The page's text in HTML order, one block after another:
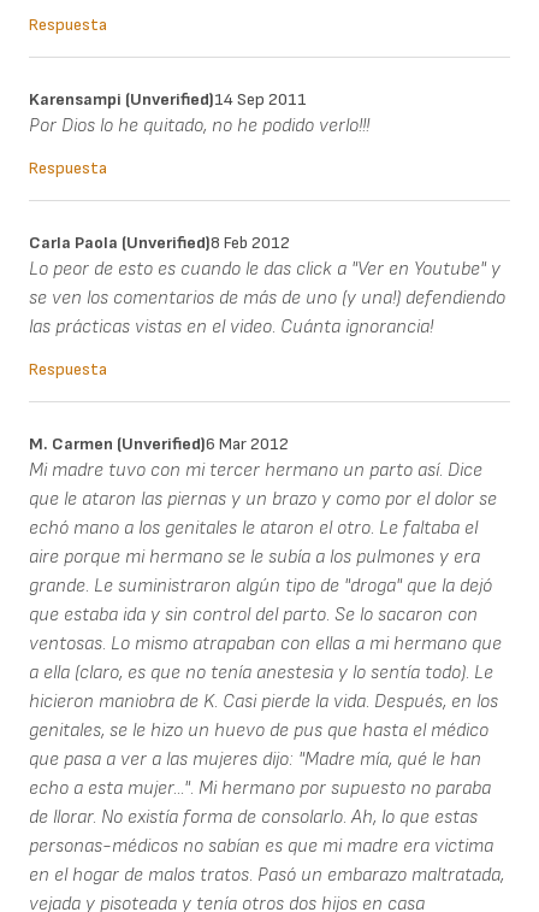
Respuesta
Karensampi (unverified)14 Sep 2011
Por Dios lo he quitado, no he podido verlo!!!
Respuesta
Carla Paola (unverified)8 Feb 2012
Lo peor de esto es cuando le das click a "Ver en Youtube" y
se ven los comentarios de más de uno (y una!) defendiendo
las prácticas vistas en el video. Cuánta ignorancia!
Respuesta
M. Carmen (unverified)6 Mar 2012
Mi madre tuvo con mi tercer hermano un parto así. Dice
que le ataron las piernas y un brazo y como por el dolor se
echó mano a los genitales le ataron el otro. Le faltaba el
aire porque mi hermano se le subía a los pulmones y era
grande. Le suministraron algún tipo de "droga" que la dejó
que estaba ida y sin control del parto. Se lo sacaron con
ventosas. Lo mismo atrapaban con ellas a mi hermano que
a ella (claro, es que no tenía anestesia y lo sentía todo). Le
hicieron maniobra de K. Casi pierde la vida. Después, en los
genitales, se le hizo un huevo de pus que hasta el médico
que pasa a ver a las mujeres dijo: "Madre mía, qué le han
echo a esta mujer...". Mi hermano por supuesto no paraba
de llorar. No existía forma de consolarlo. Ah, lo que estas
personas-médicos no sabían es que mi madre era victima
en el hogar de malos tratos. Pasó un embarazo maltratada,
vejada y pisoteada y tenía otros dos hijos en casa